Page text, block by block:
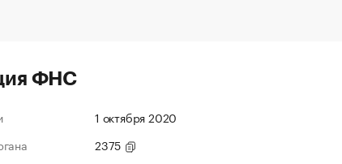
ФНС
1 октября 2020
2375